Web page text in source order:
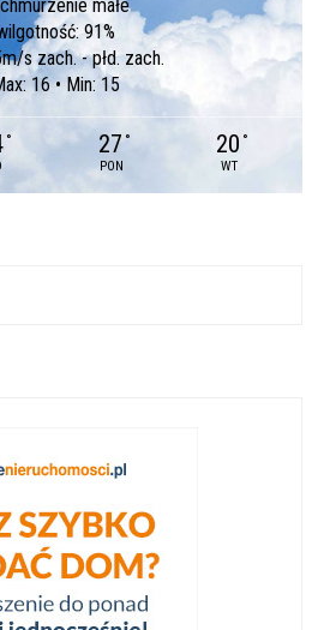
małe
91%
s zach. - płd. zach.
16 • Min: 15
° 27 °
PON
20 °
WT